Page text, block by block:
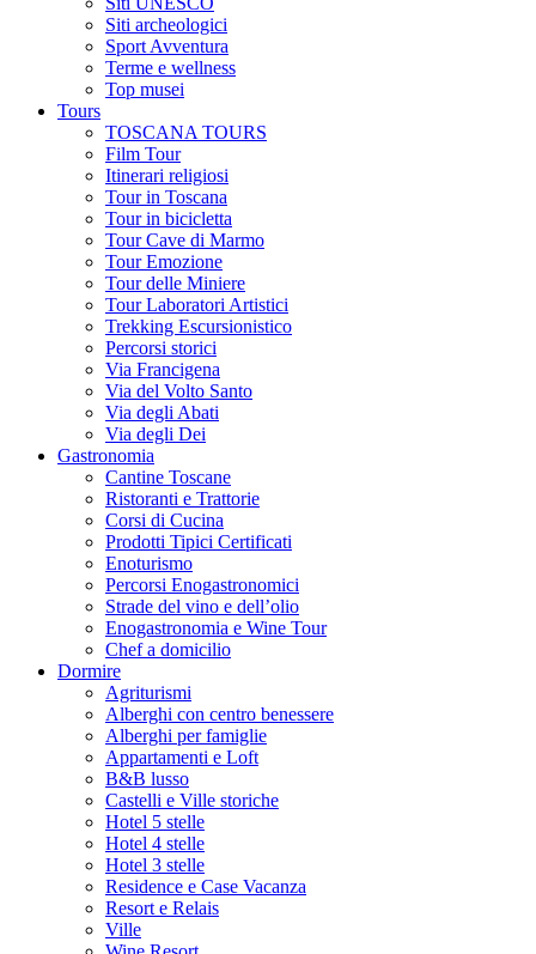
Siti archeologici
Sport Avventura
Terme e wellness
Top musei
Tours
TOSCANA TOURS
Film Tour
Itinerari religiosi
Tour in Toscana
Tour in bicicletta
Tour Cave di Marmo
Tour Emozione
Tour delle Miniere
Tour Laboratori Artistici
Trekking Escursionistico
Percorsi storici
Via Francigena
Via del Volto Santo
Via degli Abati
Via degli Dei
Gastronomia
Cantine Toscane
Ristoranti e Trattorie
Corsi di Cucina
Prodotti Tipici Certificati
Enoturismo
Percorsi Enogastronomici
Strade del vino e dell’olio
Enogastronomia e Wine Tour
Chef a domicilio
Dormire
Agriturismi
Alberghi con centro benessere
Alberghi per famiglie
Appartamenti e Loft
B&B lusso
Castelli e Ville storiche
Hotel 5 stelle
Hotel 4 stelle
Hotel 3 stelle
Residence e Case Vacanza
Resort e Relais
Ville